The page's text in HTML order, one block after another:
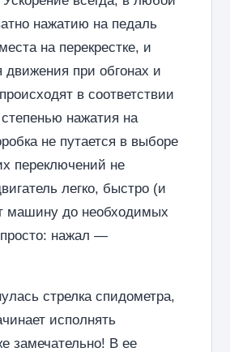
нажатию на педаль
на перекрестке, и
движения при обгонах и
в соответствии
нажатия на
не путается в выборе
переключений не
легко, быстро (и
машину до необходимых
нажал —
стрелка спидометра,
исполнять
замечательно! В ее